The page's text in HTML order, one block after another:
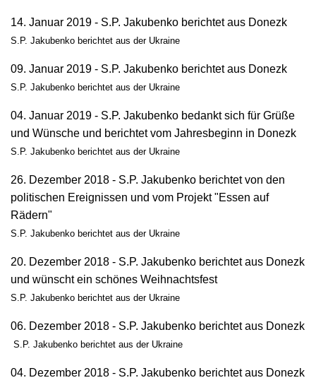
14. Januar 2019 - S.P. Jakubenko berichtet aus Donezk
S.P. Jakubenko berichtet aus der Ukraine
09. Januar 2019 - S.P. Jakubenko berichtet aus Donezk
S.P. Jakubenko berichtet aus der Ukraine
04. Januar 2019 - S.P. Jakubenko bedankt sich für Grüße
und Wünsche und berichtet vom Jahresbeginn in Donezk
S.P. Jakubenko berichtet aus der Ukraine
26. Dezember 2018 - S.P. Jakubenko berichtet von den
politischen Ereignissen und vom Projekt "Essen auf
Rädern"
S.P. Jakubenko berichtet aus der Ukraine
20. Dezember 2018 - S.P. Jakubenko berichtet aus Donezk
und wünscht ein schönes Weihnachtsfest
S.P. Jakubenko berichtet aus der Ukraine
06. Dezember 2018 - S.P. Jakubenko berichtet aus Donezk
S.P. Jakubenko berichtet aus der Ukraine
04. Dezember 2018 - S.P. Jakubenko berichtet aus Donezk